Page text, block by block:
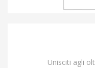
Unisciti agli